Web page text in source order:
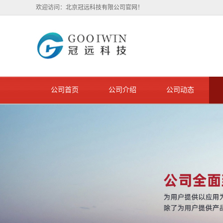
欢迎访问：北京冠远科技有限公司官网！
公司首页 公司介绍 公司动态